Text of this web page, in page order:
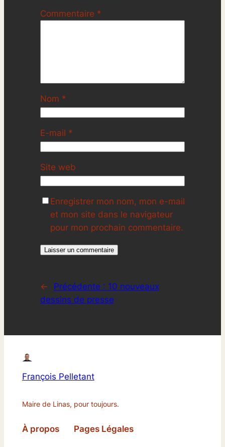
Commentaire *
Nom *
E-mail *
Site web
Enregistrer mon nom, mon e-mail
et mon site dans le navigateur
pour mon prochain commentaire.
← Précédente : 10 nouveaux
dessins de presse
François Pelletant
Maire de Linas, pour toujours.
À propos Pages Légales